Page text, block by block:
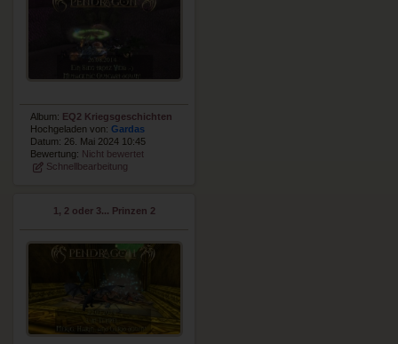
Album: EQ2 Kriegsgeschichten
Hochgeladen von: Gardas
Datum: 26. Mai 2024 10:45
Bewertung: Nicht bewertet
Schnellbearbeitung
1, 2 oder 3... Prinzen 2